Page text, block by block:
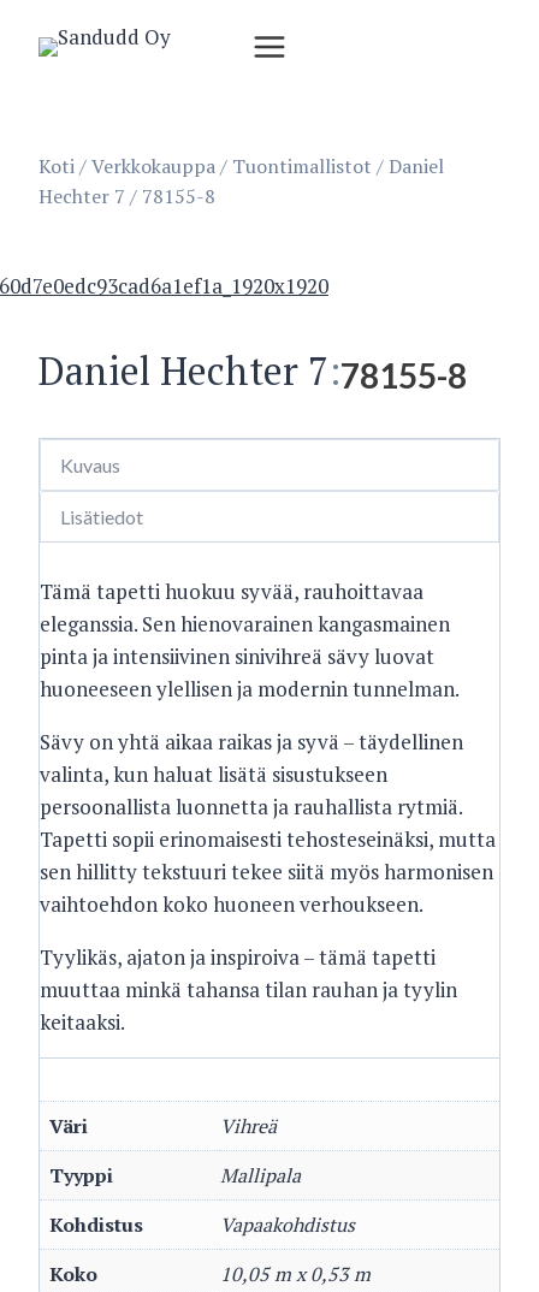
sisältöön
Koti/Verkkokauppa/ Tuontimallistot /Daniel
Hechter 7 / 78155-8
Daniel Hechter 7:78155-8
Kuvaus
Lisätiedot
Tämä tapetti huokuu syvää, rauhoittavaa
eleganssia. Sen hienovarainen kangasmainen
pinta ja intensiivinen sinivihreä sävy luovat
huoneeseen ylellisen ja modernin tunnelman.
Sävy on yhtä aikaa raikas ja syvä – täydellinen
valinta, kun haluat lisätä sisustukseen
persoonallista luonnetta ja rauhallista rytmiä.
Tapetti sopii erinomaisesti tehosteseinäksi, mutta
sen hillitty tekstuuri tekee siitä myös harmonisen
vaihtoehdon koko huoneen verhoukseen.
Tyylikäs, ajaton ja inspiroiva – tämä tapetti
muuttaa minkä tahansa tilan rauhan ja tyylin
keitaaksi.
Väri
Vihreä
Tyyppi
Mallipala
Kohdistus
Vapaakohdistus
Koko
10,05 m x 0,53 m